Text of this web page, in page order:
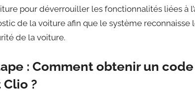
pour déverrouiller les fonctionnalités liées à
de la voiture afin que le système reconnaisse
de la voiture.
: Comment obtenir un
?